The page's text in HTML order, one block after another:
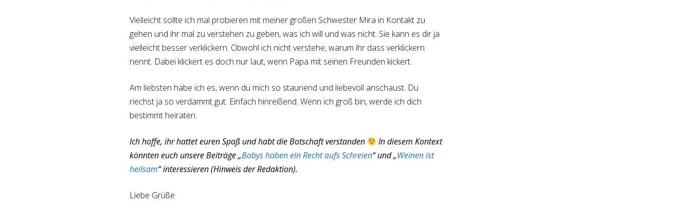
Vielleicht sollte ich mal probieren mit meiner großen Schwester Mira in Kontakt zu
gehen und ihr mal zu verstehen zu geben, was ich will und was nicht. Sie kann es dir ja
vielleicht besser verklickern. Obwohl ich nicht verstehe, warum ihr dass verklickern
nennt. Dabei klickert es doch nur laut, wenn Papa mit seinen Freunden kickert.
Am liebsten habe ich es, wenn du mich so staunend und liebevoll anschaust. Du
riechst ja so verdammt gut. Einfach hinreißend. Wenn ich groß bin, werde ich dich
bestimmt heiraten.
Ich hoffe, ihr hattet euren Spaß und habt die Botschaft verstanden
In diesem Kontext
könnten euch unsere Beiträge „Babys haben ein Recht aufs Schreien“ und „Weinen ist
heilsam“ interessieren (Hinweis der Redaktion).
Liebe Grüße